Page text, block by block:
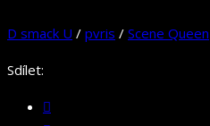
D smack U / pvris / Scene Queen
Sdílet: